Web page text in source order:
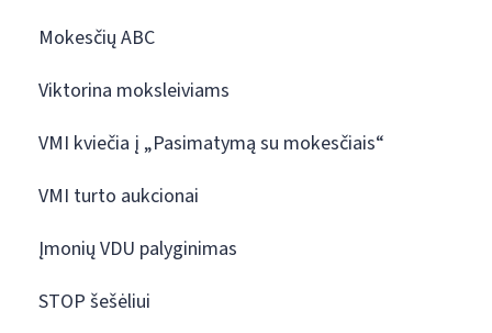
Mokesčių ABC
Viktorina moksleiviams
VMI kviečia į „Pasimatymą su mokesčiais“
VMI turto aukcionai
Įmonių VDU palyginimas
STOP šešėliui